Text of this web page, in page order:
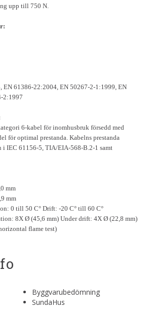
upp till 750 N.
EN 61386-22:2004, EN 50267-2-1:1999, EN
2:1997
6-kabel för inomhusbruk försedd med
för optimal prestanda. Kabelns prestanda
i IEC 61156-5, TIA/EIA-568-B.2-1 samt
mm
mm
0 till 50 C° Drift: -20 C° till 60 C°
8X Ø (45,6 mm) Under drift: 4X Ø (22,8 mm)
flame test)
Byggvarubedömning
SundaHus